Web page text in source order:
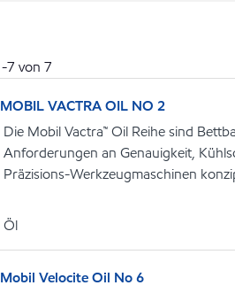
-7 von 7
MOBIL VACTRA OIL NO 2
Die Mobil Vactra™ Oil Reihe sind
Anforderungen an Genauigkeit,
Präzisions-Werkzeugmaschinen
Öl
Mobil Velocite Oil No 6